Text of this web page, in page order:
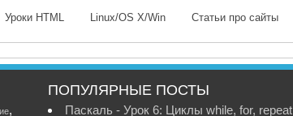
Уроки HTML Linux/OS X/Win Статьи про сайты
,
ПОПУЛЯРНЫЕ ПОСТЫ
Паскаль - Урок 6: Циклы while, for, repeat